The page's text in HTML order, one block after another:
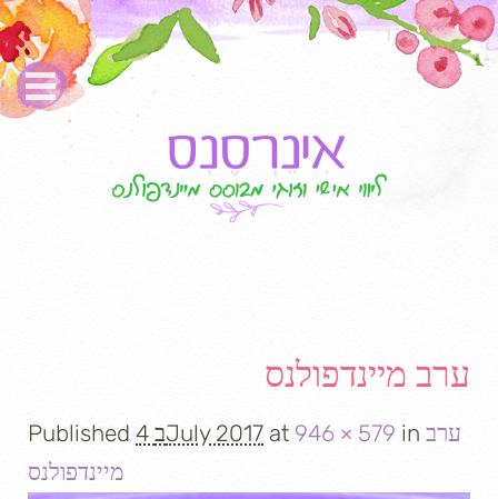
ערב מיינדפולנס
Published 4 בJuly 2017 at 946 × 579 in ערב
מיינדפולנס